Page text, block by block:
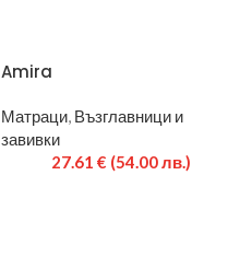
Amira
Матраци, Възглавници и
завивки
27.61 € (54.00 лв.)